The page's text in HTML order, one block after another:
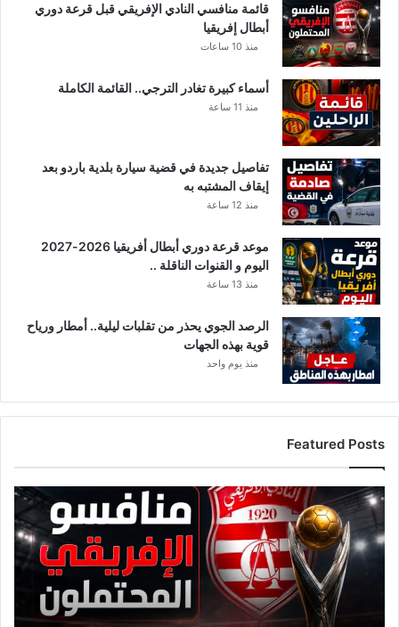
قائمة منافسي النادي الإفريقي قبل قرعة دوري
أبطال إفريقيا
منذ 10 ساعات
أسماء كبيرة تغادر الترجي.. القائمة الكاملة
منذ 11 ساعة
تفاصيل جديدة في قضية سيارة بلدية باردو بعد
إيقاف المشتبه به
منذ 12 ساعة
موعد قرعة دوري أبطال أفريقيا 2026-2027
اليوم و القنوات الناقلة ..
منذ 13 ساعة
الرصد الجوي يحذر من تقلبات ليلية.. أمطار ورياح
قوية بهذه الجهات
منذ يوم واحد
Featured Posts
قائمة
منافسي
النادي
الإفريقي